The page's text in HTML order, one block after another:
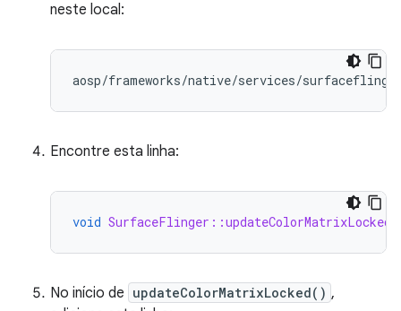
neste local:
Encontre esta linha:
void SurfaceFlinger::updateColorMatrixLocked
No início de updateColorMatrixLocked() ,